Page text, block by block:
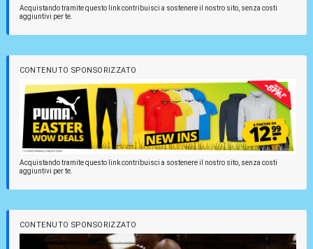
Acquistando tramite questo link contribuisci a sostenere il nostro sito, senza costi
aggiuntivi per te.
CONTENUTO SPONSORIZZATO
Acquistando tramite questo link contribuisci a sostenere il nostro sito, senza costi
aggiuntivi per te.
CONTENUTO SPONSORIZZATO